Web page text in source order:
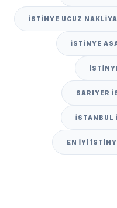
İSTINYE UCUZ
İSTINYE
SARIYER
İSTANBUL
EN IYI